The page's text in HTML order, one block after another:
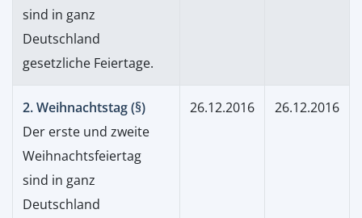
sind in ganz
Deutschland
gesetzliche Feiertage.
2. Weihnachtstag (§)
Der erste und zweite
Weihnachtsfeiertag
sind in ganz
Deutschland
26.12.2016 26.12.2016